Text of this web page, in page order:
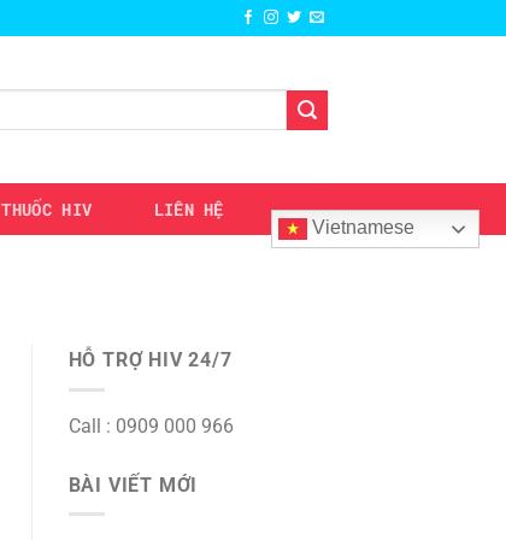
THUỐC HIV LIÊN HỆ
Vietnamese
HỖ TRỢ HIV 24/7
Call : 0909 000 966
BÀI VIẾT MỚI